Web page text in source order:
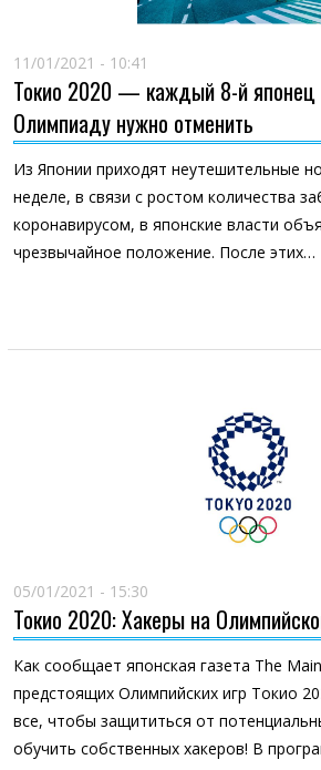
11/01/2021 - 10:41
Токио 2020 — каждый 8-й японец
Олимпиаду нужно отменить
Из Японии приходят неутешительные
неделе, в связи с ростом количества
коронавирусом, в японские власти
чрезвычайное положение. После этих…
05/01/2021 - 15:30
Токио 2020: Хакеры на
Как сообщает японская газета The
предстоящих Олимпийских игр Токио
все, чтобы защититься от
обучить собственных хакеров! В